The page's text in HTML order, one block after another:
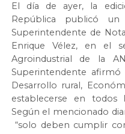
El día de ayer, la
República publicó
Superintendente de
Enrique Vélez, en el
Agroindustrial de la
Superintendente
Desarrollo rural,
establecerse en todos
Según el mencionado
“solo deben cumplir